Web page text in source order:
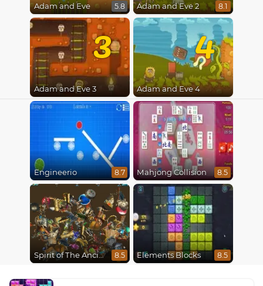
Adam and Eve 5.8 Adam and Eve 2 8.1
3
Adam and Eve 3
4
Adam and Eve 4
Engineerio 8.7 Mahjong Collision 8.5
Spirit of The Ancient Forest 8.5 Elements Blocks 8.5